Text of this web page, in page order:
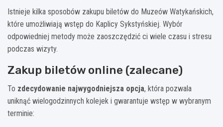
Istnieje kilka sposobów zakupu biletów do Muzeów Watykańskich,
które umożliwiają wstęp do Kaplicy Sykstyńskiej. Wybór
odpowiedniej metody może zaoszczędzić ci wiele czasu i stresu
podczas wizyty.
Zakup biletów online (zalecane)
To zdecydowanie najwygodniejsza opcja, która pozwala
uniknąć wielogodzinnych kolejek i gwarantuje wstęp w wybranym
terminie: